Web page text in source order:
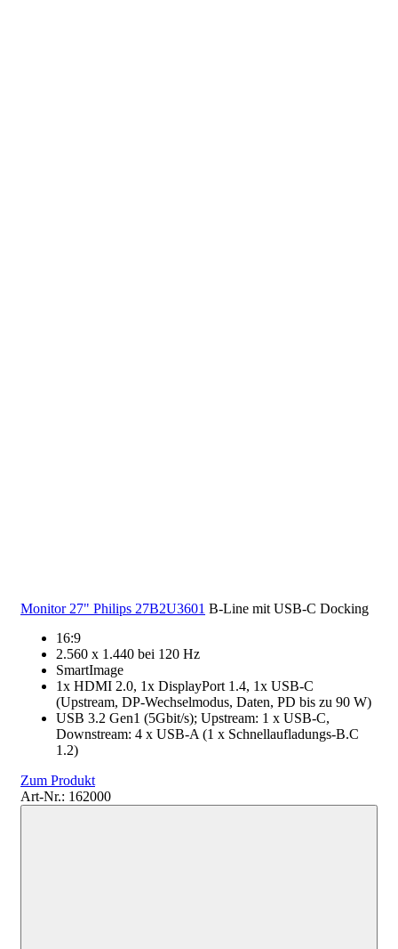
Monitor 27" Philips 27B2U3601 B-Line mit USB-C Docking
16:9
2.560 x 1.440 bei 120 Hz
SmartImage
1x HDMI 2.0, 1x DisplayPort 1.4, 1x USB-C
(Upstream, DP-Wechselmodus, Daten, PD bis zu 90 W)
USB 3.2 Gen1 (5Gbit/s); Upstream: 1 x USB-C,
Downstream: 4 x USB-A (1 x Schnellaufladungs-B.C
1.2)
Zum Produkt
Art-Nr.: 162000